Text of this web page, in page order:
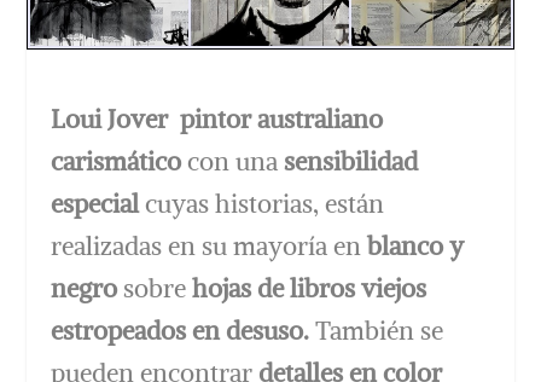
Loui Jover pintor australiano
carismáticocon unasensibilidad
especialcuyas historias, están
realizadas en su mayoría enblanco y
negro sobrehojas de libros viejos
estropeados en desuso.También se
pueden encontrar detalles en color